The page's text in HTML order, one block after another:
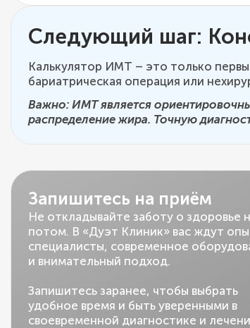
Следующий шаг:
Калькулятор ИМТ – это только
бариатрическая операция или
Важно: ИМТ является
распределение жира. Точную
Запишитесь на приём
Не откладывайте заботу о здоровье
потом. В «Дуэт Клиник» вас ждут
специалисты, современное
и внимательный подход.
Запишитесь заранее, чтобы выбрать
удобное время и быть уверенными в
своевременной диагностике и